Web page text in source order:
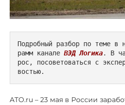
Подробный разбор по теме в
рамм канале ВЭД Логика. В
рос, посоветоваться с
востью.
ATO.ru – 23 мая в России